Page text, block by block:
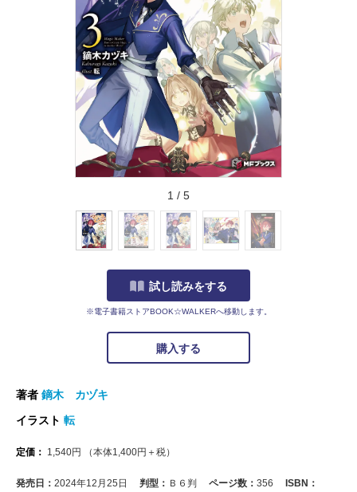
1 / 5
試し読みをする
※電子書籍ストアBOOK☆WALKERへ移動します。
購入する
著者 鏑木 カヅキ
イラスト 転
定価： 1,540円 （本体1,400円＋税）
発売日： 2024年12月25日 判型： Ｂ６判 ページ数： 356
ISBN：